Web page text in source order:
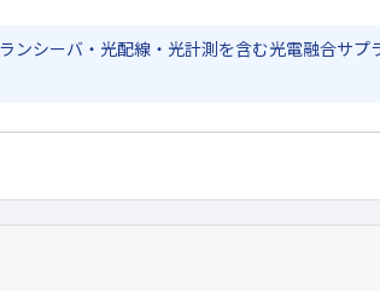
ンシーバ・光配線・光計測を含む光電融合サ